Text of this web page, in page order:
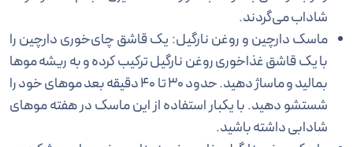
شاداب می‌گردند.
ماسک دارچین و روغن نارگیل: یک قاشق چای‌خوری دارچین را
با یک قاشق غذاخوری روغن نارگیل ترکیب کرده و به ریشه موها
بمالید و ماساژ دهید. حدود 30 تا 40 دقیقه بعد موهای خود را
شستشو دهید. با یکبار استفاده از این ماسک در هفته موهای
شادابی داشته باشید.